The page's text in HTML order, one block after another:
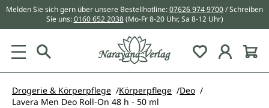
springen
Melden Sie sich gern über unsere Bestellhotline:07626 974 9700/ Schreiben
Sie uns:0160 652 2038 (Mo-Fr 8-20 Uhr, Sa 8-12 Uhr)
Du hast 0
Drogerie & Körperpflege Körperpflege
Deo
Lavera Men Deo Roll-On 48 h - 50 ml